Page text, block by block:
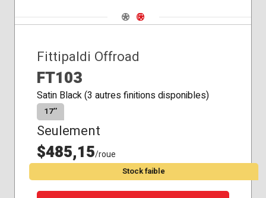
Navigate 1
Navigate 2
Fittipaldi Offroad
FT103
Satin Black (3 autres finitions disponibles)
17″
Seulement
$485,15/roue
Stock faible